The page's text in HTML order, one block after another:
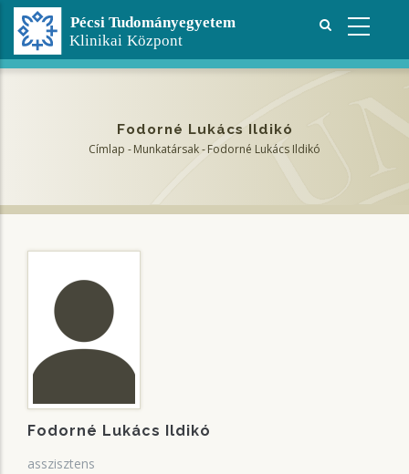
Ugrás
tartalomra
Fodorné Lukács Ildikó
Címlap -Munkatársak-Fodorné Lukács Ildikó
Fodorné Lukács Ildikó
asszisztens